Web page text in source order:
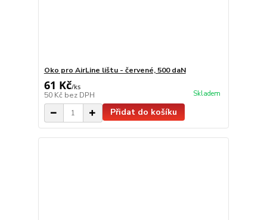
Oko pro AirLine lištu - červené, 500 daN
61 Kč/ks
50 Kč bez DPH Skladem
Přidat do košíku